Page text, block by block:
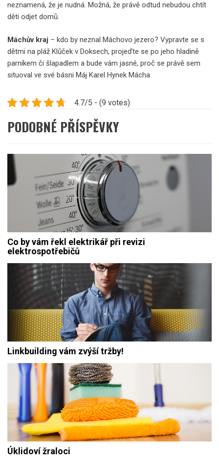
neznamená, že je nudná. Možná, že právě odtud nebudou chtít
děti odjet domů.
Máchův kraj – kdo by neznal Máchovo jezero? Vypravte se s
dětmi na pláž Klůček v Doksech, projeďte se po jeho hladině
parníkem či šlapadlem a bude vám jasné, proč se právě sem
situoval ve své básni Máj Karel Hynek Mácha.
4.7/5 - (9 votes)
PODOBNÉ PŘÍSPĚVKY
Co by vám řekl elektrikář při revizi
elektrospotřebičů
Linkbuilding vám zvýší tržby!
Úklidoví žraloci